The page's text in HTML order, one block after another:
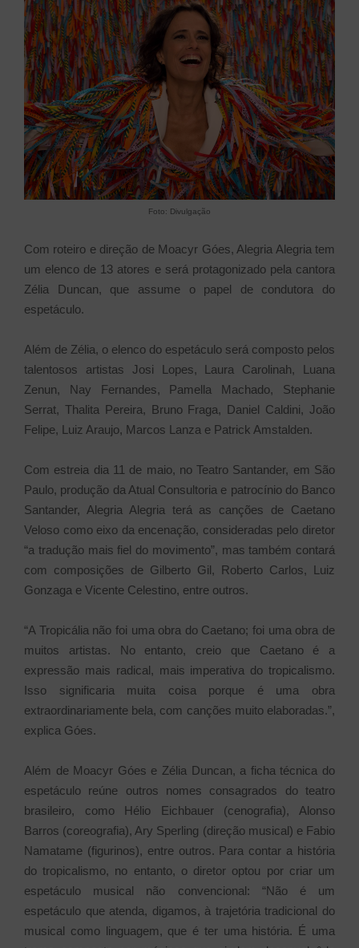
Foto: Divulgação
Com roteiro e direção de Moacyr Góes, Alegria Alegria tem
um elenco de 13 atores e será protagonizado pela cantora
Zélia Duncan, que assume o papel de condutora do
espetáculo.
Além de Zélia, o elenco do espetáculo será composto pelos
talentosos artistas Josi Lopes, Laura Carolinah, Luana
Zenun, Nay Fernandes, Pamella Machado, Stephanie
Serrat, Thalita Pereira, Bruno Fraga, Daniel Caldini, João
Felipe, Luiz Araujo, Marcos Lanza e Patrick Amstalden.
Com estreia dia 11 de maio, no Teatro Santander, em São
Paulo, produção da Atual Consultoria e patrocínio do Banco
Santander, Alegria Alegria terá as canções de Caetano
Veloso como eixo da encenação, consideradas pelo diretor
“a tradução mais fiel do movimento”, mas também contará
com composições de Gilberto Gil, Roberto Carlos, Luiz
Gonzaga e Vicente Celestino, entre outros.
“A Tropicália não foi uma obra do Caetano; foi uma obra de
muitos artistas. No entanto, creio que Caetano é a
expressão mais radical, mais imperativa do tropicalismo.
Isso significaria muita coisa porque é uma obra
extraordinariamente bela, com canções muito elaboradas.”,
explica Góes.
Além de Moacyr Góes e Zélia Duncan, a ficha técnica do
espetáculo reúne outros nomes consagrados do teatro
brasileiro, como Hélio Eichbauer (cenografia), Alonso
Barros (coreografia), Ary Sperling (direção musical) e Fabio
Namatame (figurinos), entre outros. Para contar a história
do tropicalismo, no entanto, o diretor optou por criar um
espetáculo musical não convencional: “Não é um
espetáculo que atenda, digamos, à trajetória tradicional do
musical como linguagem, que é ter uma história. É uma